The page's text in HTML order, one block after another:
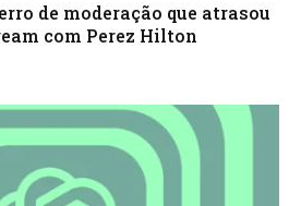
de moderação que atrasou
com Perez Hilton